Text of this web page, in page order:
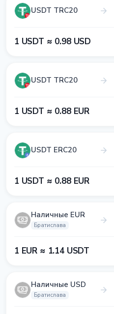
USDT TRC20
1​ USDT ≈ 0​.9​8​ USD
USDT TRC20
1​ USDT ≈ 0​.8​8​ EUR
USDT ERC20
1​ USDT ≈ 0​.8​8​ EUR
Наличные EUR
Братислава
1​ EUR ≈ 1​.1​4​ USDT
Наличные USD
Братислава